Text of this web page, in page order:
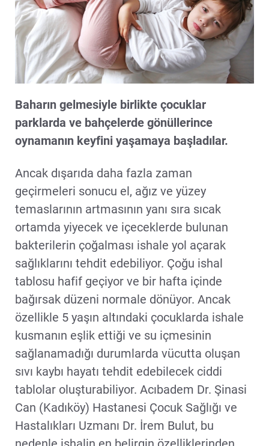
Baharın gelmesiyle birlikte çocuklar
parklarda ve bahçelerde gönüllerince
oynamanın keyfini yaşamaya başladılar.
Ancak dışarıda daha fazla zaman
geçirmeleri sonucu el, ağız ve yüzey
temaslarının artmasının yanı sıra sıcak
ortamda yiyecek ve içeceklerde bulunan
bakterilerin çoğalması ishale yol açarak
sağlıklarını tehdit edebiliyor. Çoğu ishal
tablosu hafif geçiyor ve bir hafta içinde
bağırsak düzeni normale dönüyor. Ancak
özellikle 5 yaşın altındaki çocuklarda ishale
kusmanın eşlik ettiği ve su içmesinin
sağlanamadığı durumlarda vücutta oluşan
sıvı kaybı hayatı tehdit edebilecek ciddi
tablolar oluşturabiliyor. Acıbadem Dr. Şinasi
Can (Kadıköy) Hastanesi Çocuk Sağlığı ve
Hastalıkları Uzmanı Dr. İrem Bulut, bu